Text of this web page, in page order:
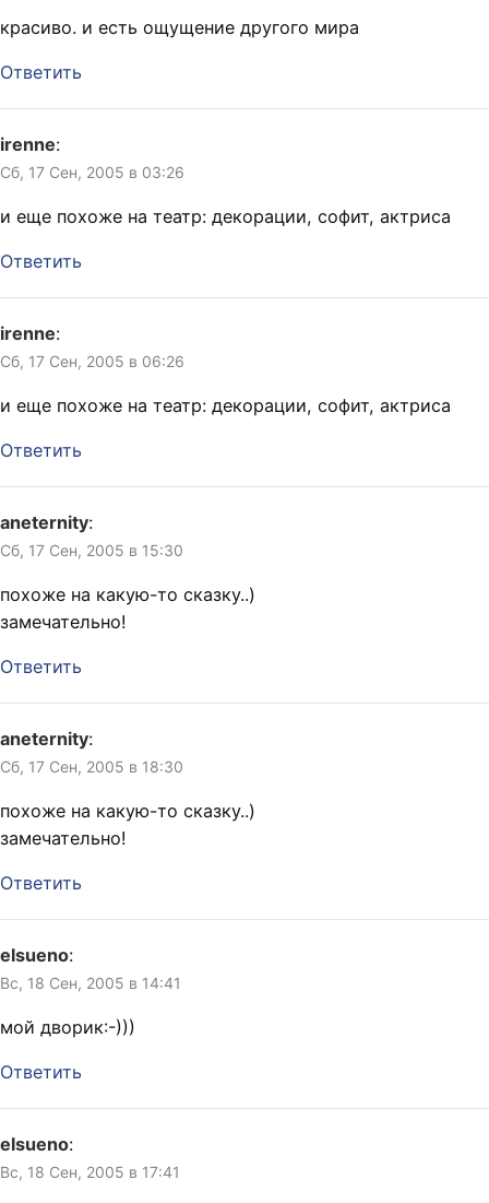
красиво. и есть ощущение другого мира
Ответить
irenne:
Сб, 17 Сен, 2005 в 03:26
и еще похоже на театр: декорации, софит, актриса
Ответить
irenne:
Сб, 17 Сен, 2005 в 06:26
и еще похоже на театр: декорации, софит, актриса
Ответить
aneternity:
Сб, 17 Сен, 2005 в 15:30
похоже на какую-то сказку..)
замечательно!
Ответить
aneternity:
Сб, 17 Сен, 2005 в 18:30
похоже на какую-то сказку..)
замечательно!
Ответить
elsueno:
Вс, 18 Сен, 2005 в 14:41
мой дворик:-)))
Ответить
elsueno:
Вс, 18 Сен, 2005 в 17:41